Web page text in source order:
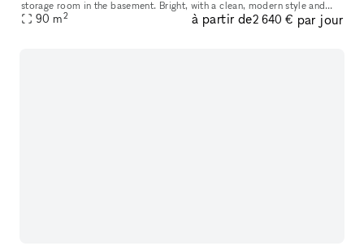
storage room in the basement. Bright, with a clean, modern style and
ample hanging space, this gallery is ideal for art exhibitions, sh
90 m2 à partir de2 640 € par jour